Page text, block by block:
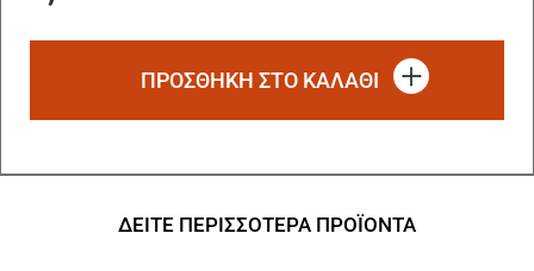
ΠΡΟΣΘΗΚΗ ΣΤΟ ΚΑΛΑΘΙ
ΔΕΙΤΕ ΠΕΡΙΣΣΟΤΕΡΑ ΠΡΟΪΟΝΤΑ